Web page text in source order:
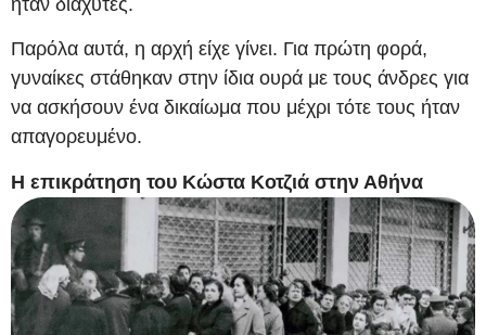
Παρόλα αυτά, η αρχή είχε γίνει. Για πρώτη φορά,
γυναίκες στάθηκαν στην ίδια ουρά με τους άνδρες για
να ασκήσουν ένα δικαίωμα που μέχρι τότε τους ήταν
απαγορευμένο.
Η επικράτηση του Κώστα Κοτζιά στην Αθήνα